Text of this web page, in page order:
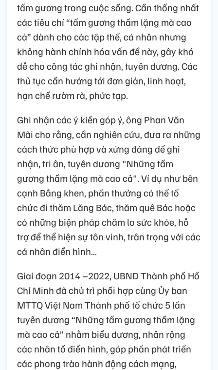
tấm gương trong cuộc sống. Cần thống nhất
các tiêu chí “tấm gương thầm lặng mà cao
cả” dành cho các tập thể, cá nhân nhưng
không hành chính hóa vấn đề này, gây khó
dễ cho công tác ghi nhận, tuyên dương. Các
thủ tục cần hướng tới đơn giản, linh hoạt,
hạn chế rườm rà, phức tạp.
Ghi nhận các ý kiến góp ý, ông Phan Văn
Mãi cho rằng, cần nghiên cứu, đưa ra những
cách thức phù hợp và xứng đáng để ghi
nhận, tri ân, tuyên dương "Những tấm
gương thầm lặng mà cao cả". Ví dụ như bên
cạnh Bằng khen, phần thưởng có thể tổ
chức đi thăm Lăng Bác, thăm quê Bác hoặc
có những biện pháp chăm lo sức khỏe, hỗ
trợ để thể hiện sự tôn vinh, trân trọng với các
cá nhân điển hình…
Giai đoạn 2014 –2022, UBND Thành phố Hồ
Chí Minh đã chủ trì phối hợp cùng Ủy ban
MTTQ Việt Nam Thành phố tổ chức 5 lần
tuyên dương “Những tấm gương thầm lặng
mà cao cả” nhằm biểu dương, nhân rộng
các nhân tố điển hình, góp phần phát triển
các phong trào hành động cách mạng,